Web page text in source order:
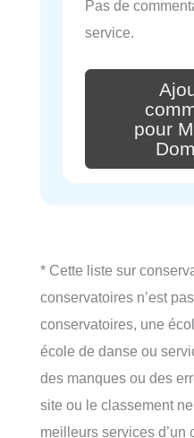
Pas de
service.
pour
* Cette liste sur
conservatoires n’est
conservatoires, une
école de danse ou
des manques ou des
site ou le classement
meilleurs services d’un